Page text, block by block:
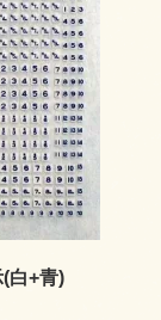
白+青)